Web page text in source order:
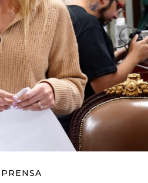
PRENSA